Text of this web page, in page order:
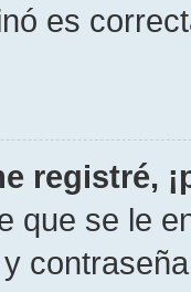
es
registré,
que se le